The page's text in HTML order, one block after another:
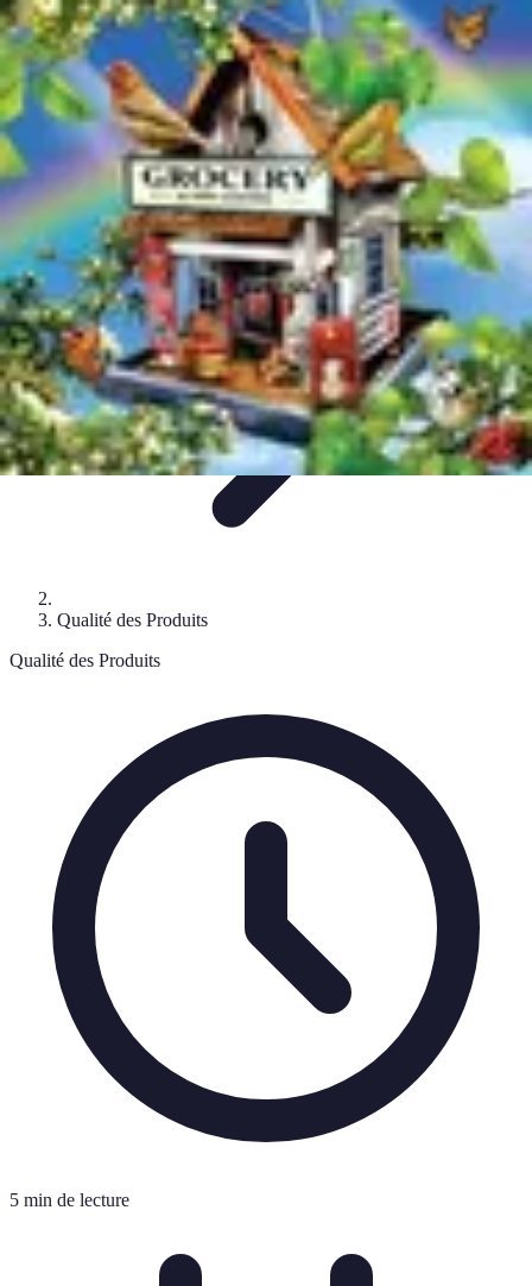
Ecommerce Produits Bio
Stratégies de LancementStratégies de VenteChoix des
produitsConseils d'AchatMarketing
Ecommerce Produits Bio
Qualité des Produits
Qualité des Produits
5 min de lecture